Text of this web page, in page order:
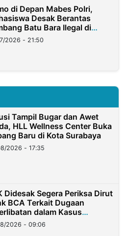
di Depan Mabes Polri,
Desak Berantas
Batu Bara Ilegal di
2026 - 21:50
Tampil Bugar dan Awet
HLL Wellness Center Buka
Baru di Kota Surabaya
2026 - 17:35
Didesak Segera Periksa Dirut
BCA Terkait Dugaan
dalam Kasus
Dana Nasabah Rp2,58
2026 - 09:06